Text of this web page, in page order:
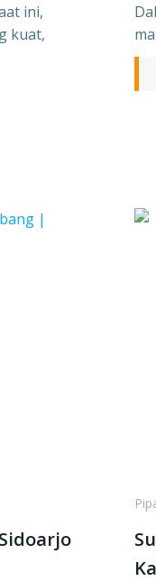
ini,
kuat,